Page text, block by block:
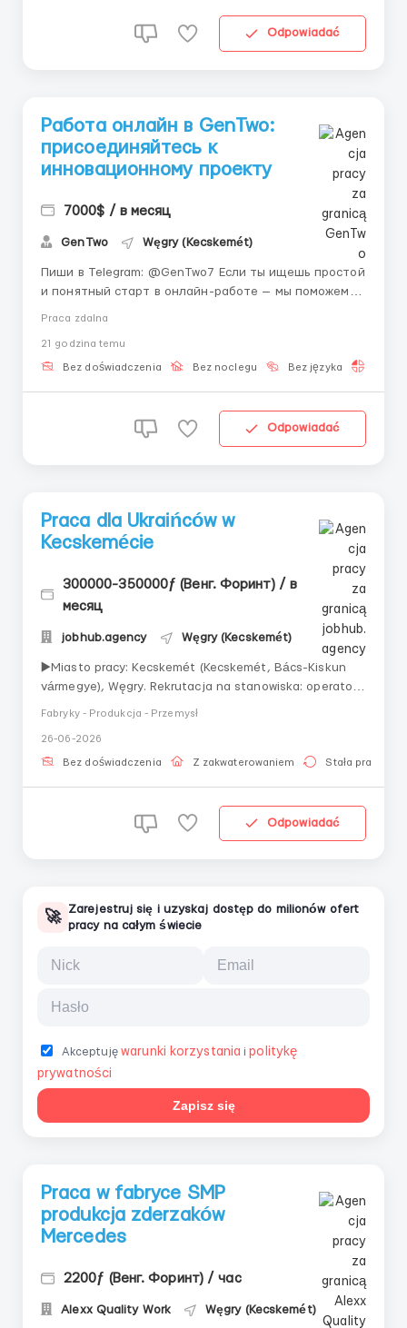
Odpowiadać
Работа онлайн в GenTwo:
присоединяйтесь к
инновационному проекту
7000$ / в месяц
GenTwo Węgry (Kecskemét)
Пиши в Telegram: @GenTwo7 Если ты ищешь простой
и понятный старт в онлайн-работе — мы поможем
в Цюрихе, которая полностью меняет мир
инвестиций. С помощью нашей уникальной
Praca zdalna
21 godzina temu
Bez doświadczenia Bez noclegu Bez języka
Odpowiadać
Praca dla Ukraińców w
Kecskemécie
300000-350000ƒ (Венг. Форинт) / в
месяц
jobhub.agency Węgry (Kecskemét)
▶️Miasto pracy: Kecskemét (Kecskemét, Bács-Kiskun
vármegye), Węgry. Rekrutacja na stanowiska: operator
marki Mercedes. W zależności od wyników rekrutacji,
zatrudnienie możliwe j...
Fabryky - Produkcja - Przemysł
26-06-2026
Bez doświadczenia Z zakwaterowaniem Stała praca
Odpowiadać
🚀
Zarejestruj się i uzyskaj dostęp do milionów ofert
pracy na całym świecie
Akceptujęwarunki korzystania i politykę
prywatności
Zapisz się
Praca w fabryce SMP
produkcja zderzaków
Mercedes
2200ƒ (Венг. Форинт) / час
Alexx Quality Work Węgry (Kecskemét)